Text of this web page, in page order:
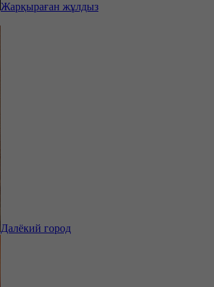
Жарқыраған жұлдыз
Далёкий город